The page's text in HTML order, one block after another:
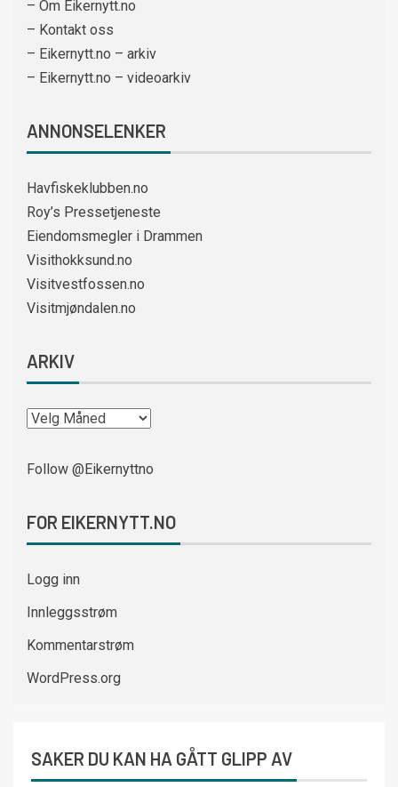
– Om Eikernytt.no
– Kontakt oss
– Eikernytt.no – arkiv
– Eikernytt.no – videoarkiv
ANNONSELENKER
Havfiskeklubben.no
Roy’s Pressetjeneste
Eiendomsmegler i Drammen
Visithokksund.no
Visitvestfossen.no
Visitmjøndalen.no
ARKIV
Follow @Eikernyttno
FOR EIKERNYTT.NO
Logg inn
Innleggsstrøm
Kommentarstrøm
WordPress.org
SAKER DU KAN HA GÅTT GLIPP AV